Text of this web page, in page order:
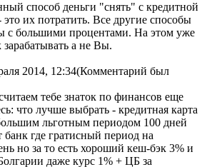
способ деньги "снять" с кредитной
это их потратить. Все другие способы
с большими процентами. На этом уже
зарабатывать а не Вы.
2014, 12:34(Комментарий был
тебе знаток по финансов еще
что лучше выбрать - кредитная карта
льготным периодом 100 дней
где гратисный период на
но за то есть хороший кеш-бэк 3% и
даже курс 1% + ЦБ за